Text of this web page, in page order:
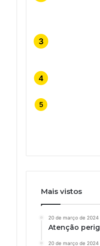
Mais vistos
20 de março de 2024
Atenção
20 de março de 2024